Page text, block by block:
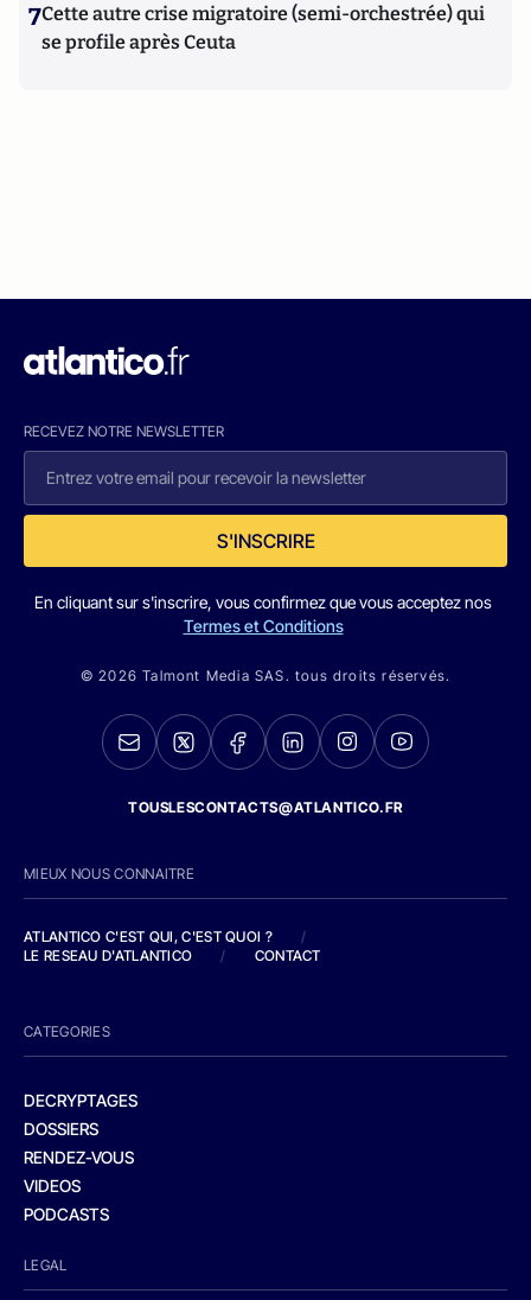
7Cette autre crise migratoire (semi-orchestrée) qui
se profile après Ceuta
RECEVEZ NOTRE NEWSLETTER
S'INSCRIRE
En cliquant sur s'inscrire, vous confirmez que vous acceptez nos
Termes et Conditions
© 2026 Talmont Media SAS. tous droits réservés.
TOUSLESCONTACTS@ATLANTICO.FR
MIEUX NOUS CONNAITRE
ATLANTICO C'EST QUI, C'EST QUOI ?
/
LE RESEAU D'ATLANTICO
/ CONTACT
CATEGORIES
DECRYPTAGES
DOSSIERS
RENDEZ-VOUS
VIDEOS
PODCASTS
LEGAL